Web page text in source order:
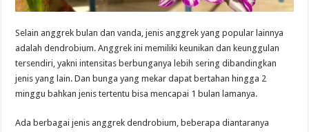
Selain anggrek bulan dan vanda, jenis anggrek yang popular lainnya
adalah dendrobium. Anggrek ini memiliki keunikan dan keunggulan
tersendiri, yakni intensitas berbunganya lebih sering dibandingkan
jenis yang lain. Dan bunga yang mekar dapat bertahan hingga 2
minggu bahkan jenis tertentu bisa mencapai 1 bulan lamanya.
Ada berbagai jenis anggrek dendrobium, beberapa diantaranya